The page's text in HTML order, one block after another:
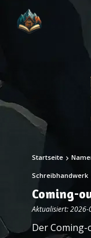
Startseite
Schreibhandwerk
Coming-
Aktualisiert:
Der